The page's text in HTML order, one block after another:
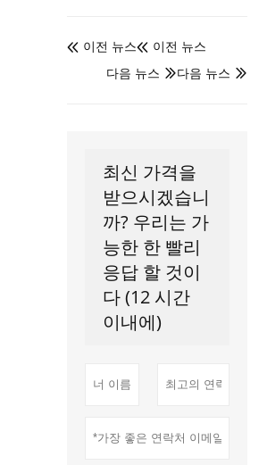
 이전 뉴스 이전 뉴스

다음 뉴스

다음 뉴스
최신 가격을
받으시겠습니
까? 우리는 가
능한 한 빨리
응답 할 것이
다 (12 시간
이내에)